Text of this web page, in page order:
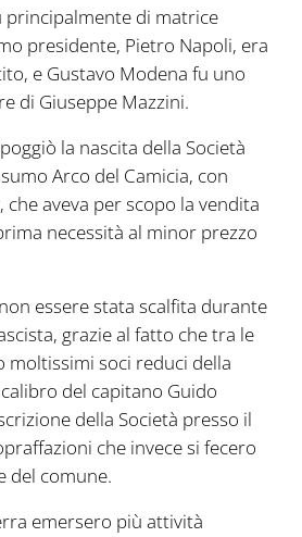
principalmente di matrice
presidente, Pietro Napoli, era
e Gustavo Modena fu uno
di Giuseppe Mazzini.
la nascita della Società
Arco del Camicia, con
che aveva per scopo la vendita
necessità al minor prezzo
essere stata scalfita durante
grazie al fatto che tra le
moltissimi soci reduci della
del capitano Guido
della Società presso il
che invece si fecero
del comune.
emersero più attività